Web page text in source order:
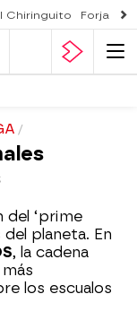
Chiringuito Forjado
del ‘prime
planeta. En
, la cadena
los escualos